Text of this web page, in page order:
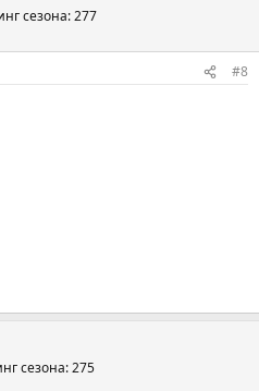
сезона: 277
#8
сезона: 275